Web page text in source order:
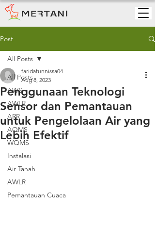
Post
All Posts
AWS
AWLR
ARR
AQMS
WQMS
Instalasi
Air Tanah
AWLR
Pemantauan Cuaca
All Posts
Penggunaan Teknologi
Sensor dan Pemantauan
untuk Pengelolaan Air yang
Lebih Efektif
faridatunnissa04
Aug 8, 2023